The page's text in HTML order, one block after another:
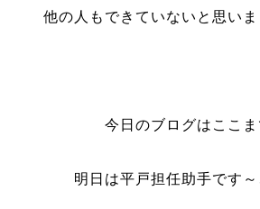
他の人もできていないと思いま
今日のブログはここま
明日は平戸担任助手です